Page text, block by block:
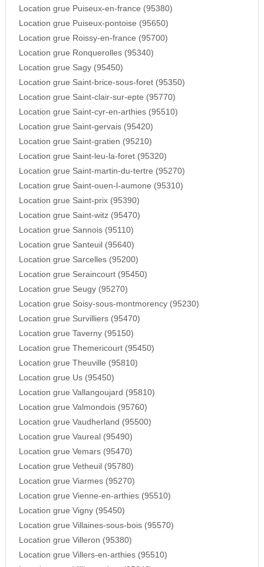
Location grue Puiseux-en-france (95380)
Location grue Puiseux-pontoise (95650)
Location grue Roissy-en-france (95700)
Location grue Ronquerolles (95340)
Location grue Sagy (95450)
Location grue Saint-brice-sous-foret (95350)
Location grue Saint-clair-sur-epte (95770)
Location grue Saint-cyr-en-arthies (95510)
Location grue Saint-gervais (95420)
Location grue Saint-gratien (95210)
Location grue Saint-leu-la-foret (95320)
Location grue Saint-martin-du-tertre (95270)
Location grue Saint-ouen-l-aumone (95310)
Location grue Saint-prix (95390)
Location grue Saint-witz (95470)
Location grue Sannois (95110)
Location grue Santeuil (95640)
Location grue Sarcelles (95200)
Location grue Seraincourt (95450)
Location grue Seugy (95270)
Location grue Soisy-sous-montmorency (95230)
Location grue Survilliers (95470)
Location grue Taverny (95150)
Location grue Themericourt (95450)
Location grue Theuville (95810)
Location grue Us (95450)
Location grue Vallangoujard (95810)
Location grue Valmondois (95760)
Location grue Vaudherland (95500)
Location grue Vaureal (95490)
Location grue Vemars (95470)
Location grue Vetheuil (95780)
Location grue Viarmes (95270)
Location grue Vienne-en-arthies (95510)
Location grue Vigny (95450)
Location grue Villaines-sous-bois (95570)
Location grue Villeron (95380)
Location grue Villers-en-arthies (95510)